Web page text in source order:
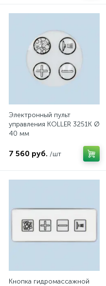
Электронный пульт
управления KOLLER 3251K Ø
40 мм
7 560 руб. /шт
Кнопка гидромассажной